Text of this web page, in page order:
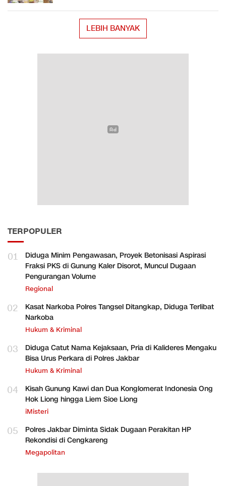
LEBIH BANYAK
TERPOPULER
01
Diduga Minim Pengawasan, Proyek Betonisasi Aspirasi
Fraksi PKS di Gunung Kaler Disorot, Muncul Dugaan
Pengurangan Volume
Regional
02
Kasat Narkoba Polres Tangsel Ditangkap, Diduga Terlibat
Narkoba
Hukum & Kriminal
03
Diduga Catut Nama Kejaksaan, Pria di Kalideres Mengaku
Bisa Urus Perkara di Polres Jakbar
Hukum & Kriminal
04
Kisah Gunung Kawi dan Dua Konglomerat Indonesia Ong
Hok Liong hingga Liem Sioe Liong
iMisteri
05
Polres Jakbar Diminta Sidak Dugaan Perakitan HP
Rekondisi di Cengkareng
Megapolitan